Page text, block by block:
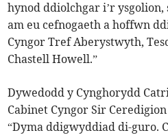
hynod ddiolchgar i’r
am eu cefnogaeth a hoffwn
Cyngor Tref Aberystwyth,
Chastell Howell.”
Dywedodd y Cynghorydd
Cabinet Cyngor Sir
“Dyma ddigwyddiad di-guro.